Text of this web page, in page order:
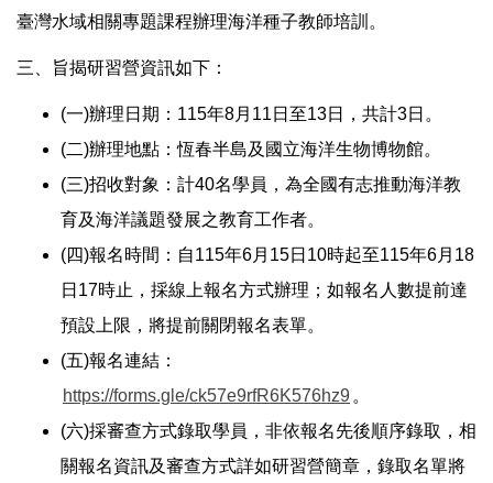
臺灣水域相關專題課程辦理海洋種子教師培訓。
三、旨揭研習營資訊如下：
(一)辦理日期：115年8月11日至13日，共計3日。
(二)辦理地點：恆春半島及國立海洋生物博物館。
(三)招收對象：計40名學員，為全國有志推動海洋教
育及海洋議題發展之教育工作者。
(四)報名時間：自115年6月15日10時起至115年6月18
日17時止，採線上報名方式辦理；如報名人數提前達
預設上限，將提前關閉報名表單。
(五)報名連結：
https://forms.gle/ck57e9rfR6K576hz9 。
(六)採審查方式錄取學員，非依報名先後順序錄取，相
關報名資訊及審查方式詳如研習營簡章，錄取名單將